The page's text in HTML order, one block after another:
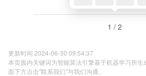
1 / 2
更新时间 2024-06-30 09:54:37
本页面内关键词为智能算法引擎基于机器学习所
面下方点击"联系我们"与我们沟通。